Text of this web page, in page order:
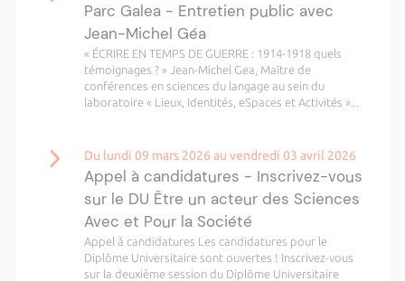
Parc Galea - Entretien public avec
Jean-Michel Géa
« ÉCRIRE EN TEMPS DE GUERRE : 1914-1918 quels
témoignages ? » Jean-Michel Gea, Maître de
conférences en sciences du langage au sein du
laboratoire « Lieux, Identités, eSpaces et Activités »...
Du lundi 09 mars 2026 au vendredi 03 avril 2026
Appel à candidatures - Inscrivez-vous
sur le DU Être un acteur des Sciences
Avec et Pour la Société
Appel à candidatures Les candidatures pour le
Diplôme Universitaire sont ouvertes ! Inscrivez-vous
sur la deuxième session du Diplôme Universitaire